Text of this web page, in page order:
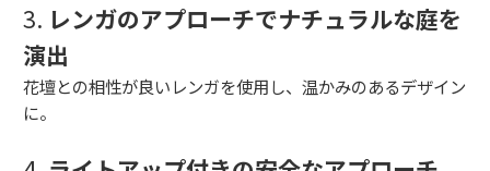
3. レンガのアプローチでナチュラルな庭を
演出
花壇との相性が良いレンガを使用し、温かみのあるデザイン
に。